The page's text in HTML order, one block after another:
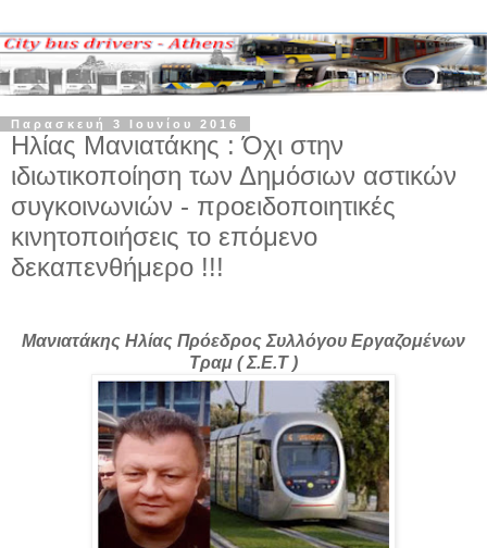
Παρασκευή 3 Ιουνίου 2016
Ηλίας Μανιατάκης : Όχι στην
ιδιωτικοποίηση των Δημόσιων αστικών
συγκοινωνιών - προειδοποιητικές
κινητοποιήσεις το επόμενο
δεκαπενθήμερο !!!
Μανιατάκης Ηλίας Πρόεδρος Συλλόγου Εργαζομένων
Τραμ ( Σ.Ε.Τ )